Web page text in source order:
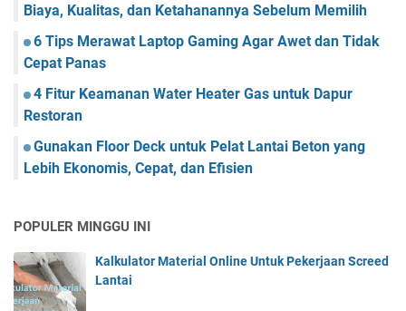
Biaya, Kualitas, dan Ketahanannya Sebelum Memilih
6 Tips Merawat Laptop Gaming Agar Awet dan Tidak
Cepat Panas
4 Fitur Keamanan Water Heater Gas untuk Dapur
Restoran
Gunakan Floor Deck untuk Pelat Lantai Beton yang
Lebih Ekonomis, Cepat, dan Efisien
POPULER MINGGU INI
Kalkulator Material Online Untuk Pekerjaan Screed
Lantai